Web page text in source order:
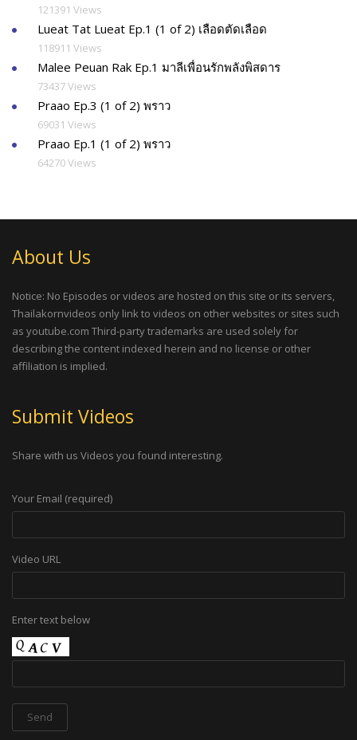
121391 Views
Lueat Tat Lueat Ep.1 (1 of 2) เลือดตัดเลือด
118911 Views
Malee Peuan Rak Ep.1 มาลีเพื่อนรักพลังพิสดาร
73437 Views
Praao Ep.3 (1 of 2) พราว
69031 Views
Praao Ep.1 (1 of 2) พราว
64270 Views
About Us
Notice: No Episodes or videos are hosted on this site or its servers,
Thailakornvideos only link to videos on other websites or sites such
as youtube.com Third-party trademarks are used solely for
describing the content indexed herein and no license or other
affiliation is implied.
Submit Videos
Share with us Videos you found interesting.
Your Email (required)
Video URL
Enter text below